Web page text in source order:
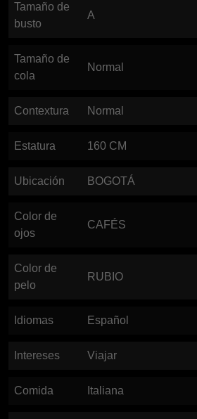
Tamaño de
busto
A
Tamaño de
cola
Normal
Contextura Normal
Estatura 160 CM
Ubicación BOGOTÁ
Color de
ojos
CAFÉS
Color de
pelo
RUBIO
Idiomas Español
Intereses Viajar
Comida Italiana